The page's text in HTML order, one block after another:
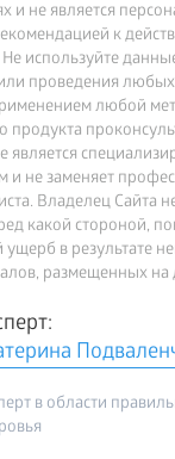
и не является
к
используйте
проведения
любой
является
и не заменяет
Владелец Сайта
какой стороной,
в результате
размещенных на
в области